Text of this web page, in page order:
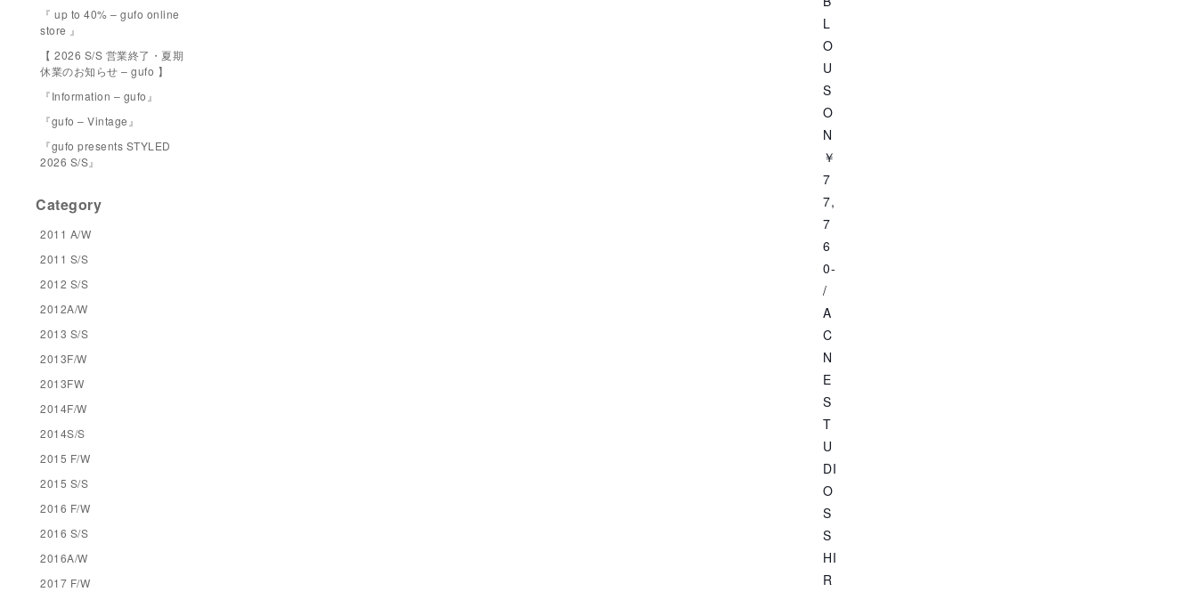
L
O
U
S
O
N
￥
7
7,
7
6
0-
/
A
C
N
E
S
T
U
DI
O
S
S
HI
R
『 up to 40% – gufo online
store 』
【 2026 S/S 営業終了・夏期
休業のお知らせ – gufo 】
『Information – gufo』
『gufo – Vintage』
『gufo presents STYLED
2026 S/S』
Category
2011 A/W
2011 S/S
2012 S/S
2012A/W
2013 S/S
2013F/W
2013FW
2014F/W
2014S/S
2015 F/W
2015 S/S
2016 F/W
2016 S/S
2016A/W
2017 F/W